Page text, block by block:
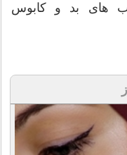
های بد و کابوس